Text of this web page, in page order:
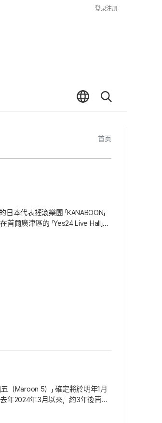
登录注册
首页
本代表搖滾樂團 「KANABOON」
首爾廣津區的 「Yes24 Live Hall」
（Maroon 5）」 確定將於明年1月
去年2024年3月以來，約3年後再次